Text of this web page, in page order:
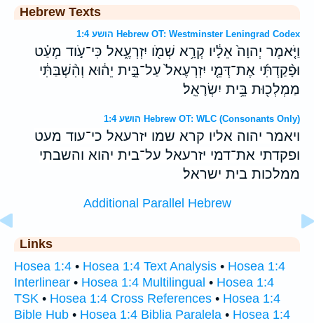
Hebrew Texts
הושע 1:4 Hebrew OT: Westminster Leningrad Codex
וַיֹּ֤אמֶר יְהוָה֙ אֵלָ֔יו קְרָ֥א שְׁמֹ֖ו יִזְרְעֶ֑אל כִּי־עֹ֣וד מְעַ֗ט
וּפָ֨קַדְתִּ֜י אֶת־דְּמֵ֤י יִזְרְעֶאל֙ עַל־בֵּ֣ית יֵה֔וּא וְהִ֨שְׁבַּתִּ֔י
מַמְלְכ֖וּת בֵּ֥ית יִשְׂרָאֵֽל׃
הושע 1:4 Hebrew OT: WLC (Consonants Only)
ויאמר יהוה אליו קרא שמו יזרעאל כי־עוד מעט
ופקדתי את־דמי יזרעאל על־בית יהוא והשבתי
ממלכות בית ישראל׃
Additional Parallel Hebrew
Links
Hosea 1:4 • Hosea 1:4 Text Analysis • Hosea 1:4
Interlinear • Hosea 1:4 Multilingual • Hosea 1:4
TSK • Hosea 1:4 Cross References • Hosea 1:4
Bible Hub • Hosea 1:4 Biblia Paralela • Hosea 1:4